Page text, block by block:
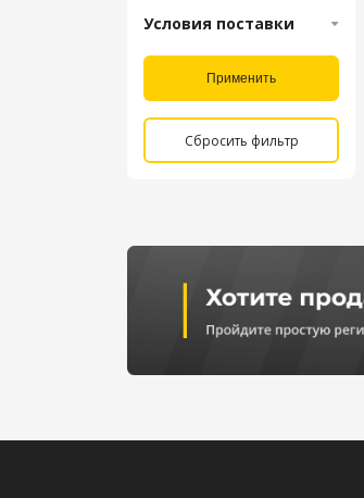
Условия поставки
Применить
Сбросить фильтр